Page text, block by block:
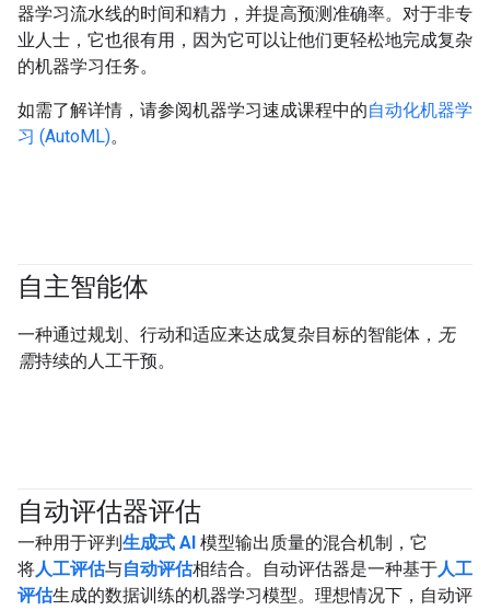
器学习流水线的时间和精力，并提高预测准确率。对于非专
业人士，它也很有用，因为它可以让他们更轻松地完成复杂
的机器学习任务。
如需了解详情，请参阅机器学习速成课程中的自动化机器学
习 (AutoML)。
自主智能体
一种通过规划、行动和适应来达成复杂目标的智能体， 无
需持续的人工干预。
自动评估器评估
一种用于评判 生成式 AI 模型输出质量的混合机制，它
将人工评估与自动评估相结合。自动评估器是一种基于人工
评估生成的数据训练的机器学习模型。理想情况下，自动评